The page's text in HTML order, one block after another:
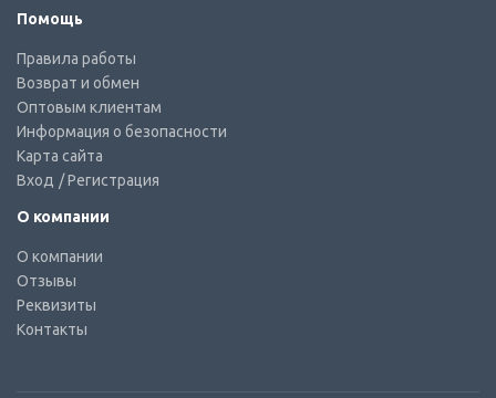
Помощь
Правила работы
Возврат и обмен
Оптовым клиентам
Информация о безопасности
Карта сайта
Вход / Регистрация
О компании
О компании
Отзывы
Реквизиты
Контакты